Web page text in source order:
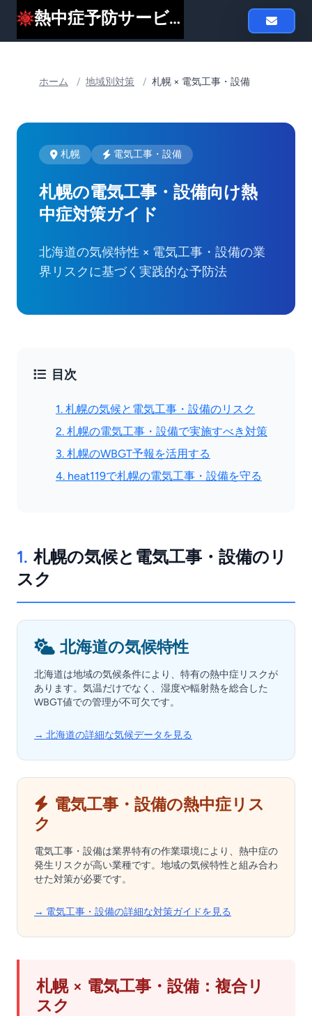
熱中症予防サービスheat119
ホーム / 地域別対策 / 札幌 × 電気工事・設備
札幌 電気工事・設備
札幌の電気工事・設備向け熱
中症対策ガイド
北海道の気候特性 × 電気工事・設備の業
界リスクに基づく実践的な予防法
目次
1. 札幌の気候と電気工事・設備のリスク
2. 札幌の電気工事・設備で実施すべき対策
3. 札幌のWBGT予報を活用する
4. heat119で札幌の電気工事・設備を守る
1. 札幌の気候と電気工事・設備のリ
スク
北海道の気候特性
北海道は地域の気候条件により、特有の熱中症リスクが
あります。気温だけでなく、湿度や輻射熱を総合した
WBGT値での管理が不可欠です。
→ 北海道の詳細な気候データを見る
電気工事・設備の熱中症リス
ク
電気工事・設備は業界特有の作業環境により、熱中症の
発生リスクが高い業種です。地域の気候特性と組み合わ
せた対策が必要です。
→ 電気工事・設備の詳細な対策ガイドを見る
札幌 × 電気工事・設備：複合リ
スク